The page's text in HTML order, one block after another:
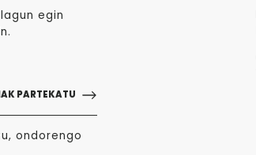
egin
PARTEKATU
ondorengo